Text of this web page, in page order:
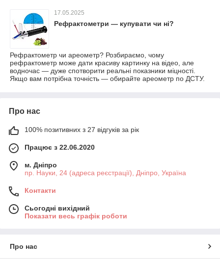
17.05.2025
Рефрактометри — купувати чи ні?
Рефрактометр чи ареометр? Розбираємо, чому
рефрактометр може дати красиву картинку на відео, але
водночас — дуже спотворити реальні показники міцності.
Якщо вам потрібна точність — обирайте ареометр по ДСТУ.
Про нас
100% позитивних з 27 відгуків за рік
Працює з 22.06.2020
м. Дніпро
пр. Науки, 24 (адреса реєстрації), Дніпро, Україна
Контакти
Сьогодні вихідний
Показати весь графік роботи
Про нас